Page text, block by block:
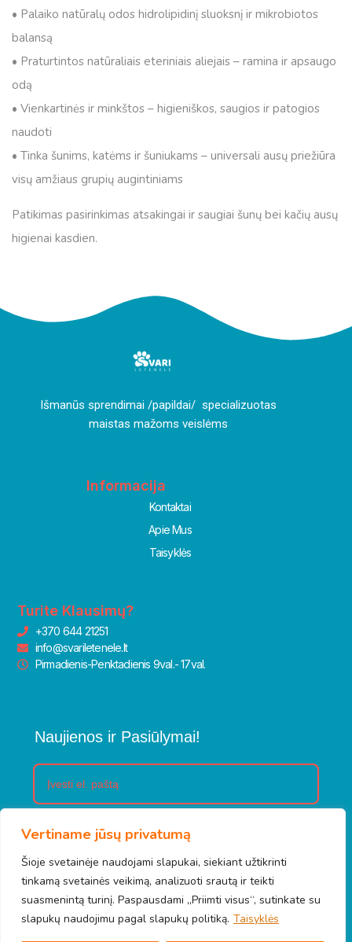
Vertiname jūsų privatumą
Šioje svetainėje naudojami slapukai, siekiant užtikrinti
tinkamą svetainės veikimą, analizuoti srautą ir teikti
suasmenintą turinį. Paspausdami „Priimti visus“, sutinkate su
slapukų naudojimu pagal slapukų politiką. Taisyklės
• Palaiko natūralų odos hidrolipidinį sluoksnį ir mikrobiotos
balansą
• Praturtintos natūraliais eteriniais aliejais – ramina ir apsaugo
odą
• Vienkartinės ir minkštos – higieniškos, saugios ir patogios
naudoti
• Tinka šunims, katėms ir šuniukams – universali ausų priežiūra
visų amžiaus grupių augintiniams
Patikimas pasirinkimas atsakingai ir saugiai šunų bei kačių ausų
higienai kasdien.
Išmanūs sprendimai /papildai/ specializuotas
maistas mažoms veislėms
Informacija
Kontaktai
Apie Mus
Taisyklės
Turite Klausimų?
+370 644 21251
info@svariletenele.lt
Pirmadienis-Penktadienis 9val.- 17val.
Naujienos ir Pasiūlymai!
Prenumeruoti
© 2026 Švari letenėlė. Visos teisės saugomos.